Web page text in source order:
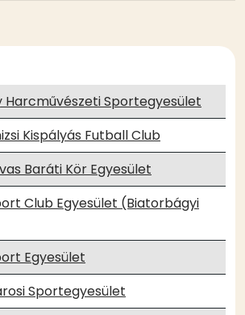
Harcművészeti Sportegyesület
Kispályás Futball Club
Baráti Kör Egyesület
Club Egyesület (Biatorbágyi
Egyesület
Sportegyesület